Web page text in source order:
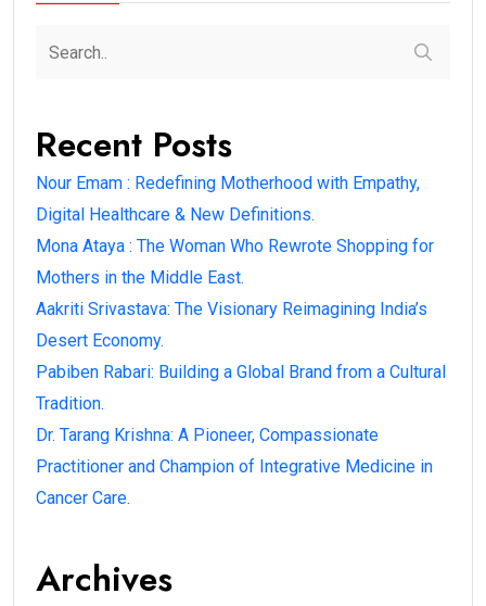
Recent Posts
Nour Emam : Redefining Motherhood with Empathy,
Digital Healthcare & New Definitions.
Mona Ataya : The Woman Who Rewrote Shopping for
Mothers in the Middle East.
Aakriti Srivastava: The Visionary Reimagining India’s
Desert Economy.
Pabiben Rabari: Building a Global Brand from a Cultural
Tradition.
Dr. Tarang Krishna: A Pioneer, Compassionate
Practitioner and Champion of Integrative Medicine in
Cancer Care.
Archives